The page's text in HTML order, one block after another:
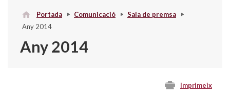
Portada Comunicació
Sala de premsa
Any 2014
Any 2014
Imprimeix